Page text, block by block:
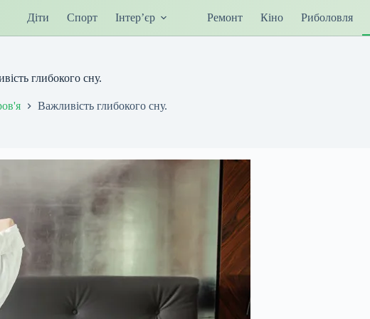
Діти Спорт Інтер’єр Ремонт Кіно Риболовля
глибокого сну.
Важливість глибокого сну.